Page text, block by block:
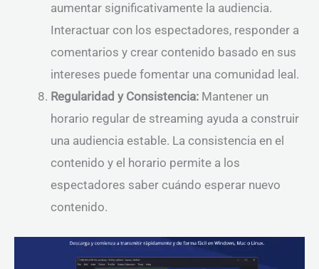
aumentar significativamente la audiencia.
Interactuar con los espectadores, responder a
comentarios y crear contenido basado en sus
intereses puede fomentar una comunidad leal.
Regularidad y Consistencia: Mantener un
horario regular de streaming ayuda a construir
una audiencia estable. La consistencia en el
contenido y el horario permite a los
espectadores saber cuándo esperar nuevo
contenido.